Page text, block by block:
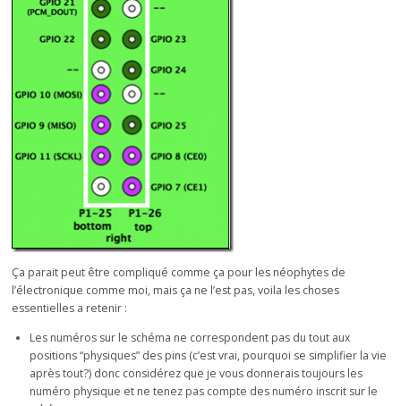
Ça parait peut être compliqué comme ça pour les néophytes de
l’électronique comme moi, mais ça ne l’est pas, voila les choses
essentielles a retenir :
Les numéros sur le schéma ne correspondent pas du tout aux
positions “physiques” des pins (c’est vrai, pourquoi se simplifier la vie
après tout?) donc considérez que je vous donnerais toujours les
numéro physique et ne tenez pas compte des numéro inscrit sur le